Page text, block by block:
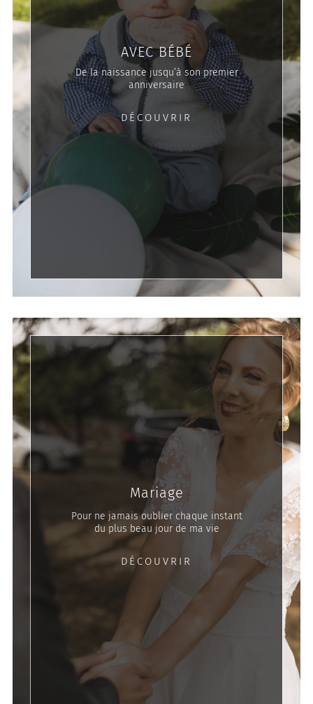
AVEC BÉBÉ
De la naissance jusqu’à son premier
anniversaire
DÉCOUVRIR
Mariage
Pour ne jamais oublier chaque instant
du plus beau jour de ma vie
DÉCOUVRIR